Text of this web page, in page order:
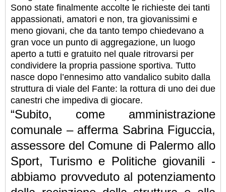
Sono state finalmente accolte le richieste dei tanti
appassionati, amatori e non, tra giovanissimi e
meno giovani, che da tanto tempo chiedevano a
gran voce un punto di aggregazione, un luogo
aperto a tutti e gratuito nel quale ritrovarsi per
condividere la propria passione sportiva. Tutto
nasce dopo l’ennesimo atto vandalico subito dalla
struttura di viale del Fante: la rottura di uno dei due
canestri che impediva di giocare.
“Subito, come amministrazione
comunale – afferma Sabrina Figuccia,
assessore del Comune di Palermo allo
Sport, Turismo e Politiche giovanili -
abbiamo provveduto al potenziamento